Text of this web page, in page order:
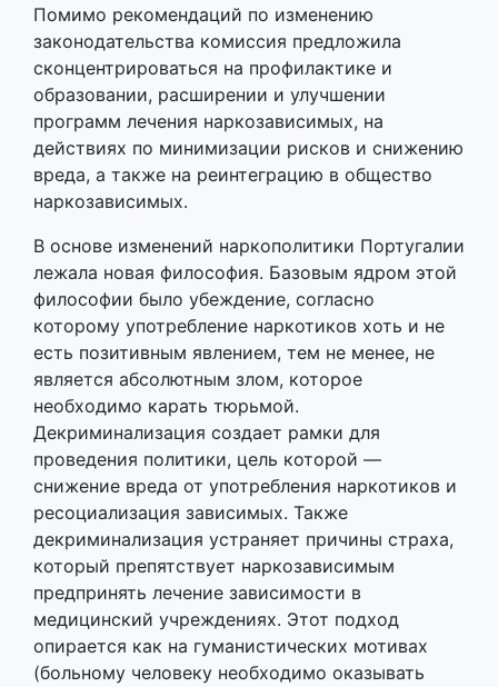
Помимо рекомендаций по изменению
законодательства комиссия предложила
сконцентрироваться на профилактике и
образовании, расширении и улучшении
программ лечения наркозависимых, на
действиях по минимизации рисков и снижению
вреда, а также на реинтеграцию в общество
наркозависимых.
В основе изменений наркополитики Португалии
лежала новая философия. Базовым ядром этой
философии было убеждение, согласно
которому употребление наркотиков хоть и не
есть позитивным явлением, тем не менее, не
является абсолютным злом, которое
необходимо карать тюрьмой.
Декриминализация создает рамки для
проведения политики, цель которой —
снижение вреда от употребления наркотиков и
ресоциализация зависимых. Также
декриминализация устраняет причины страха,
который препятствует наркозависимым
предпринять лечение зависимости в
медицинский учреждениях. Этот подход
опирается как на гуманистических мотивах
(больному человеку необходимо оказывать